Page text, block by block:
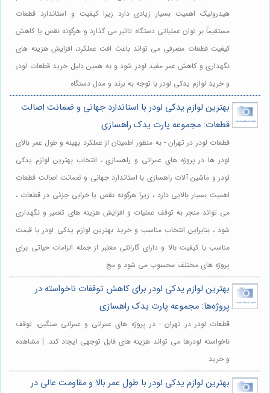
هیدرولیک اهمیت بسیار زیادی دارد زیرا کیفیت و استاندارد قطعات
مستقیماً بر توان عملیاتی دستگاه تاثیر می گذارد و هرگونه نقص یا کاهش
کیفیت قطعات مصرفی می تواند باعث افت عملکرد، افزایش هزینه های
نگهداری و کاهش عمر مفید لودر شود و به همین دلیل خرید قطعات لودر
و خرید لوازم یدکی لودر با توجه به برند و مدل دستگاه
بهترین لوازم یدکی لودر با استاندارد جهانی و ضمانت اصالت
قطعات: مجموعه پارت یدک راهسازی
قطعات لودر در تهران - به منظور اطمینان از عملکرد بهینه و طول عمر بالای
لودر ها در پروژه های عمرانی و راهسازی ، انتخاب بهترین لوازم یدکی
لودر و ماشین آلات راهسازی با استاندارد جهانی و ضمانت اصالت قطعات
اهمیت بسیار بالایی دارد ، زیرا هرگونه نقص یا خرابی جزئی در قطعات ،
می تواند منجر به توقف عملیات و افزایش هزینه های تعمیر و نگهداری
شود ، بنابراین انتخاب مناسب و خرید بهترین لوازم یدکی لودر با قیمت
مناسب با کیفیت بالا و دارای گارانتی معتبر از جمله الزامات حیاتی برای
پروژه های مختلف محسوب می شود و مج
بهترین لوازم یدکی لودر برای کاهش توقفات ناخواسته در
پروژه‌ها: مجموعه پارت یدک راهسازی
قطعات لودر در تهران - در پروژه های عمرانی و عمرانی سنگین، توقف
ناخواسته لودرها می تواند هزینه های قابل توجهی ایجاد کند. | مشاهده
و خرید
بهترین لوازم یدکی لودر با طول عمر بالا و مقاومت عالی در